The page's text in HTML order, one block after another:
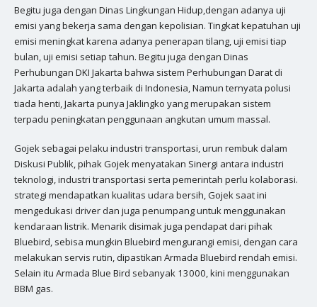
Begitu juga dengan Dinas Lingkungan Hidup,dengan adanya uji
emisi yang bekerja sama dengan kepolisian. Tingkat kepatuhan uji
emisi meningkat karena adanya penerapan tilang, uji emisi tiap
bulan, uji emisi setiap tahun. Begitu juga dengan Dinas
Perhubungan DKI Jakarta bahwa sistem Perhubungan Darat di
Jakarta adalah yang terbaik di Indonesia, Namun ternyata polusi
tiada henti, Jakarta punya Jaklingko yang merupakan sistem
terpadu peningkatan penggunaan angkutan umum massal.
Gojek sebagai pelaku industri transportasi, urun rembuk dalam
Diskusi Publik, pihak Gojek menyatakan Sinergi antara industri
teknologi, industri transportasi serta pemerintah perlu kolaborasi.
strategi mendapatkan kualitas udara bersih, Gojek saat ini
mengedukasi driver dan juga penumpang untuk menggunakan
kendaraan listrik. Menarik disimak juga pendapat dari pihak
Bluebird, sebisa mungkin Bluebird mengurangi emisi, dengan cara
melakukan servis rutin, dipastikan Armada Bluebird rendah emisi.
Selain itu Armada Blue Bird sebanyak 13000, kini menggunakan
BBM gas.